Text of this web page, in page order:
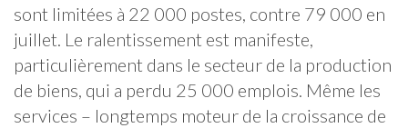
sont limitées à 22 000 postes, contre 79 000 en
juillet. Le ralentissement est manifeste,
particulièrement dans le secteur de la production
de biens, qui a perdu 25 000 emplois. Même les
services – longtemps moteur de la croissance de